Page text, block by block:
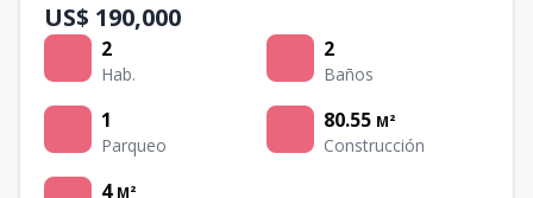
US$ 190,000
2
Hab.
2
Baños
1
Parqueo
80.55 M²
Construcción
4 M²